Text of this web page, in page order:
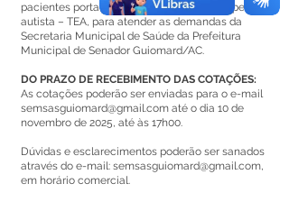
pacientes portadoras de transtornos do espectro
autista – TEA, para atender as demandas da
Secretaria Municipal de Saúde da Prefeitura
Municipal de Senador Guiomard/AC.
DO PRAZO DE RECEBIMENTO DAS COTAÇÕES:
As cotações poderão ser enviadas para o e-mail
semsasguiomard@gmail.com até o dia 10 de
novembro de 2025, até às 17h00.
Dúvidas e esclarecimentos poderão ser sanados
através do e-mail: semsasguiomard@gmail.com,
em horário comercial.